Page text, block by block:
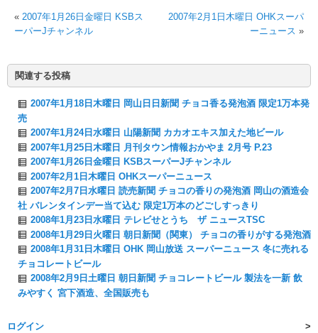
« 2007年1月26日金曜日 KSBス
ーパーJチャンネル
2007年2月1日木曜日 OHKスーパ
ーニュース »
関連する投稿
2007年1月18日木曜日 岡山日日新聞 チョコ香る発泡酒 限定1万本発
売
2007年1月24日水曜日 山陽新聞 カカオエキス加えた地ビール
2007年1月25日木曜日 月刊タウン情報おかやま 2月号 P.23
2007年1月26日金曜日 KSBスーパーJチャンネル
2007年2月1日木曜日 OHKスーパーニュース
2007年2月7日水曜日 読売新聞 チョコの香りの発泡酒 岡山の酒造会
社 バレンタインデー当て込む 限定1万本のどごしすっきり
2008年1月23日水曜日 テレビせとうち ザ ニュースTSC
2008年1月29日火曜日 朝日新聞（関東） チョコの香りがする発泡酒
2008年1月31日木曜日 OHK 岡山放送 スーパーニュース 冬に売れる
チョコレートビール
2008年2月9日土曜日 朝日新聞 チョコレートビール 製法を一新 飲
みやすく 宮下酒造、全国販売も
ログイン